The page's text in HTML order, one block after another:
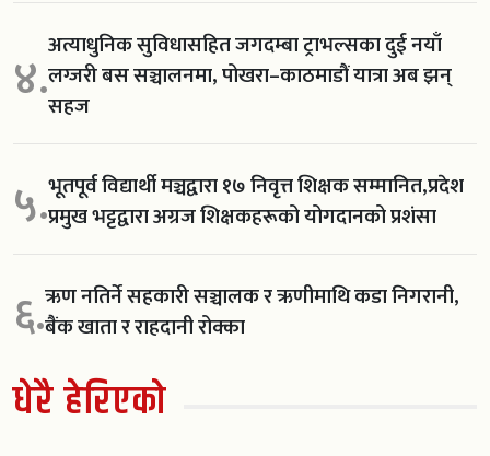
४.अत्याधुनिक सुविधासहित जगदम्बा ट्राभल्सका दुई नयाँ
लग्जरी बस सञ्चालनमा, पोखरा–काठमाडौं यात्रा अब झन्
सहज
५.भूतपूर्व विद्यार्थी मञ्चद्वारा १७ निवृत्त शिक्षक सम्मानित,प्रदेश
प्रमुख भट्टद्वारा अग्रज शिक्षकहरूको योगदानको प्रशंसा
६.ऋण नतिर्ने सहकारी सञ्चालक र ऋणीमाथि कडा निगरानी,
बैंक खाता र राहदानी रोक्का
धेरै हेरिएको